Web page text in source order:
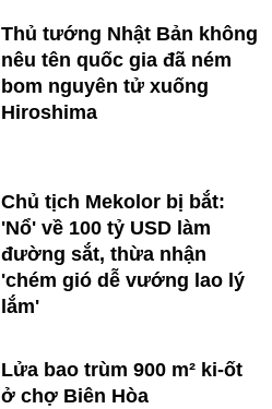
Thủ tướng Nhật Bản không
nêu tên quốc gia đã ném
bom nguyên tử xuống
Hiroshima
Chủ tịch Mekolor bị bắt:
'Nổ' về 100 tỷ USD làm
đường sắt, thừa nhận
'chém gió dễ vướng lao lý
lắm'
Lửa bao trùm 900 m² ki-ốt
ở chợ Biên Hòa